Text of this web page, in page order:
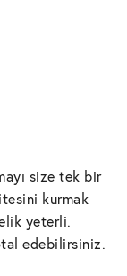
size tek bir
kurmak
yeterli.
edebilirsiniz.